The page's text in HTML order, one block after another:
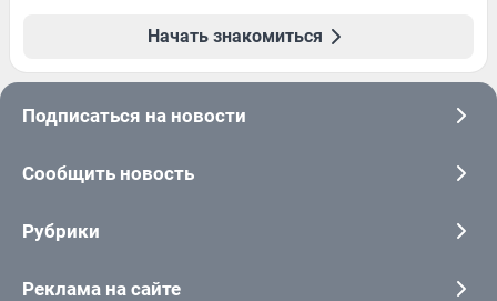
Начать знакомиться
Подписаться на новости
Сообщить новость
Рубрики
Реклама на сайте